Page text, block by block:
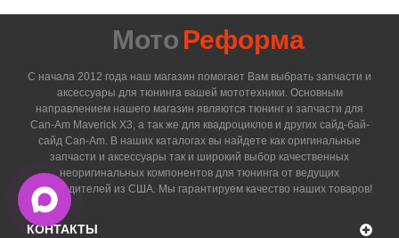
Мото Реформа
С начала 2012 года наш магазин помогает Вам выбрать запчасти и
аксессуары для тюнинга вашей мототехники. Основным
направлением нашего магазин являются тюнинг и запчасти для
Can-Am Maverick X3, а так же для квадроциклов и других сайд-бай-
сайд Can-Am. В наших каталогах вы найдете как оригинальные
запчасти и аксессуары так и широкий выбор качественных
неоригинальных компонентов для тюнинга от ведущих
производителей из США. Мы гарантируем качество наших товаров!
КОНТАКТЫ